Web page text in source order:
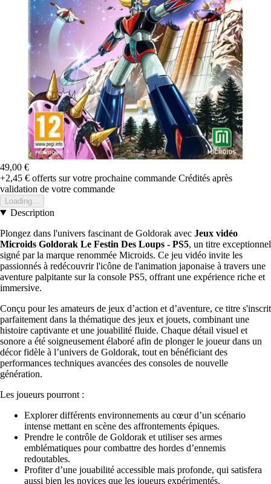
49,00 €
+2,45 € offerts sur votre prochaine commande Crédités après
validation de votre commande
Loading...
Description
Plongez dans l'univers fascinant de Goldorak avec Jeux vidéo
Microids Goldorak Le Festin Des Loups - PS5, un titre exceptionnel
signé par la marque renommée Microids. Ce jeu vidéo invite les
passionnés à redécouvrir l'icône de l'animation japonaise à travers une
aventure palpitante sur la console PS5, offrant une expérience riche et
immersive.
Conçu pour les amateurs de jeux d’action et d’aventure, ce titre s'inscrit
parfaitement dans la thématique des jeux et jouets, combinant une
histoire captivante et une jouabilité fluide. Chaque détail visuel et
sonore a été soigneusement élaboré afin de plonger le joueur dans un
décor fidèle à l’univers de Goldorak, tout en bénéficiant des
performances techniques avancées des consoles de nouvelle
génération.
Les joueurs pourront :
Explorer différents environnements au cœur d’un scénario
intense mettant en scène des affrontements épiques.
Prendre le contrôle de Goldorak et utiliser ses armes
emblématiques pour combattre des hordes d’ennemis
redoutables.
Profiter d’une jouabilité accessible mais profonde, qui satisfera
aussi bien les novices que les joueurs expérimentés.